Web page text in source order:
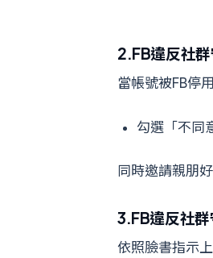
2.FB違反社
當帳號被FB停
勾選「不同
同時邀請親朋
3.FB違反社
依照臉書指示